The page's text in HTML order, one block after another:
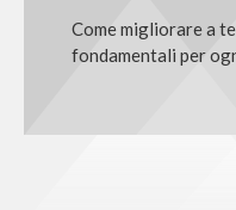
Come migliorare a
fondamentali per